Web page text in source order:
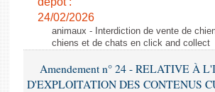
Questions écrites et orales
Comptes rendus des débats
24/02/2026
animaux - Interdiction de vente de
chiens et de chats en click and collect
Amendement n° 24 - RELATIVE À
D'EXPLOITATION DES CONTENUS